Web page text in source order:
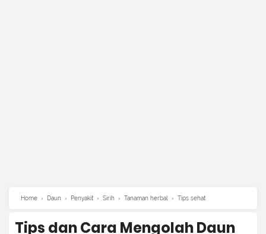
Home › Daun › Penyakit › Sirih › Tanaman herbal › Tips sehat
Tips dan Cara Mengolah Daun